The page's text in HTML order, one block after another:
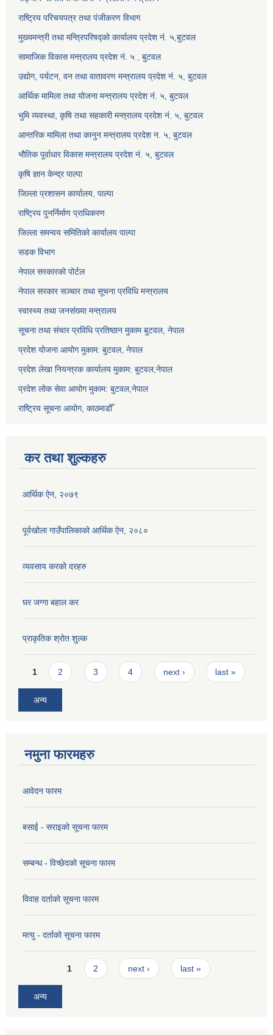
राष्ट्रिय परिचयपत्र तथा पंजीकरण विभाग
मुख्यमन्त्री तथा मन्त्रिपरिषद्को कार्यालय प्रदेश नं. ५,बुटवल
सामाजिक विकास मन्त्रालय प्रदेश नं. ५ , बुटवल
उद्याेग, पर्यटन, वन तथा वातावरण मन्त्रालय प्रदेश नं. ५, बुटवल
आर्थिक मामिला तथा योजना मन्त्रालय प्रदेश नं. ५, बुटवल
भुमि व्यवस्था, कृषि तथा सहकारी मन्त्रालय प्रदेश नं. ५, बुटवल
आन्तरिक मामिला तथा कानुन मन्त्रालय प्रदेश न. ५, बुटवल
भौतिक पूर्वाधार विकास मन्त्रालय प्रदेश नं. ५, बुटवल
कृषि ज्ञान केन्द्र पाल्पा
जिल्ला प्रशासन कार्यालय, पाल्पा
राष्ट्रिय पुनर्निर्माण प्राधिकरण
जिल्ला समन्वय समितिको कार्यालय पाल्पा
सडक विभाग
नेपाल सरकारको पोर्टल
नेपाल सरकार सञ्‍चार तथा सूचना प्रविधि मन्त्रालय
स्वास्थ्य तथा जनसंख्या मन्त्रालय
सूचना तथा संचार प्रविधि प्रतिष्ठान मुकाम बुटवल, नेपाल
प्रदेश योजना आयोग मुकाम: बुटवल, नेपाल
प्रदेश लेखा नियन्त्रक कार्यालय मुकाम: बुटवल,नेपाल
प्रदेश लोक सेवा आयोग मुकाम: बुटवल,नेपाल
राष्ट्रिय सूचना आयोग, काठमाडौँ
कर तथा शुल्कहरु
आर्थिक ऐन, २०७९
पूर्वखोला गाउँपालिकाको आर्थिक ऐन, २०८०
व्यवसाय करको दरहरु
घर जग्गा बहाल कर
प्राकृतिक श्रोत शुल्क
Pages
1 2 3 4 next › last »
अन्य
नमुना फारमहरु
आवेदन फारम
बसाई - सराइको सूचना फारम
सम्बन्ध - विच्छेदको सूचना फारम
विवाह दर्ताको सूचना फारम
मत्यु - दर्ताको सूचना फारम
Pages1 2 next › last »
अन्य